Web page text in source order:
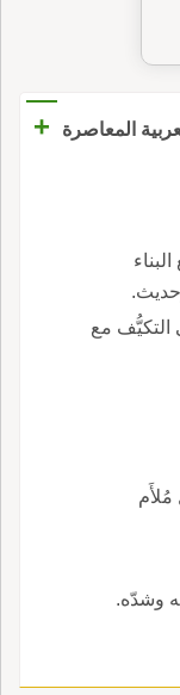
المعاصرة +
التكيُّف مع
مُلأَم
وشدّه.